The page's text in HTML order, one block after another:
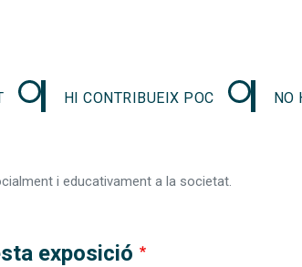
HI CONTRIBUEIX POC NO
i educativament a la societat.
exposició